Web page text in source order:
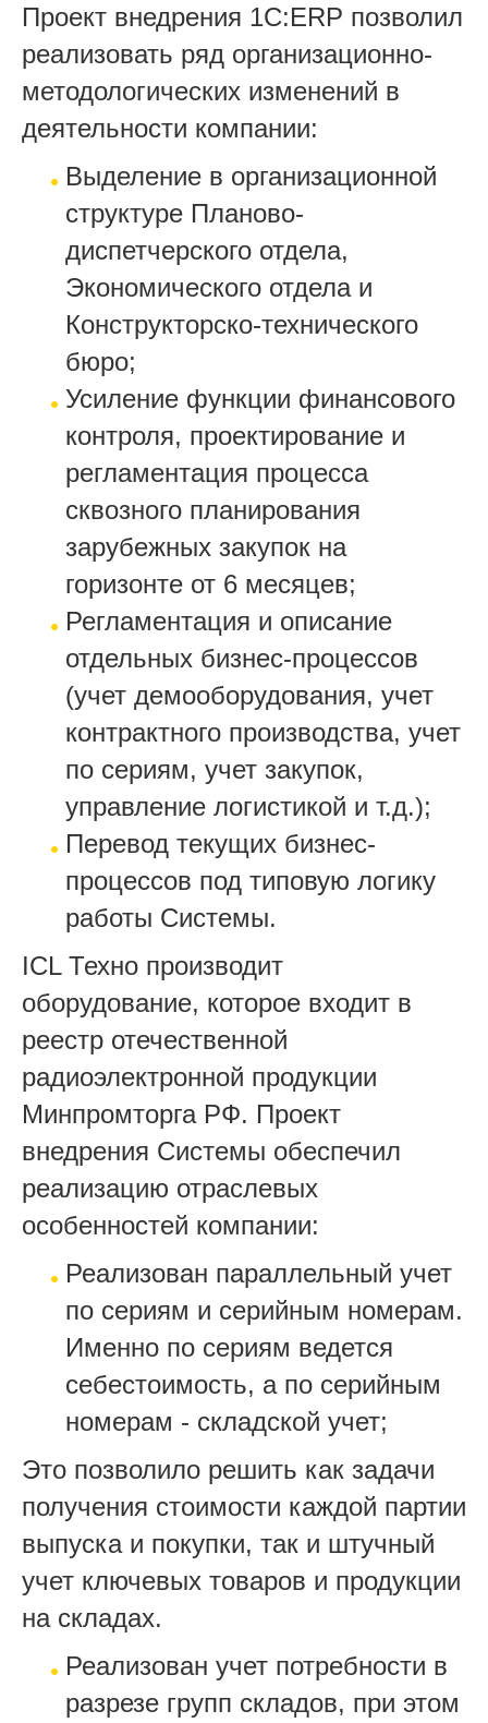
Проект внедрения 1С:ERP позволил
реализовать ряд организационно-
методологических изменений в
деятельности компании:
Выделение в организационной
структуре Планово-
диспетчерского отдела,
Экономического отдела и
Конструкторско-технического
бюро;
Усиление функции финансового
контроля, проектирование и
регламентация процесса
сквозного планирования
зарубежных закупок на
горизонте от 6 месяцев;
Регламентация и описание
отдельных бизнес-процессов
(учет демооборудования, учет
контрактного производства, учет
по сериям, учет закупок,
управление логистикой и т.д.);
Перевод текущих бизнес-
процессов под типовую логику
работы Системы.
ICL Техно производит
оборудование, которое входит в
реестр отечественной
радиоэлектронной продукции
Минпромторга РФ. Проект
внедрения Системы обеспечил
реализацию отраслевых
особенностей компании:
Реализован параллельный учет
по сериям и серийным номерам.
Именно по сериям ведется
себестоимость, а по серийным
номерам - складской учет;
Это позволило решить как задачи
получения стоимости каждой партии
выпуска и покупки, так и штучный
учет ключевых товаров и продукции
на складах.
Реализован учет потребности в
разрезе групп складов, при этом